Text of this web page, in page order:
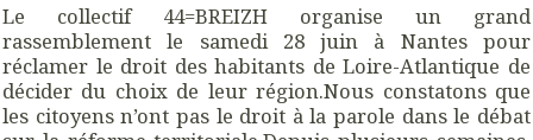
Le collectif 44=BREIZH organise un grand
rassemblement le samedi 28 juin à Nantes pour
réclamer le droit des habitants de Loire-Atlantique de
décider du choix de leur région.Nous constatons que
les citoyens n’ont pas le droit à la parole dans le débat